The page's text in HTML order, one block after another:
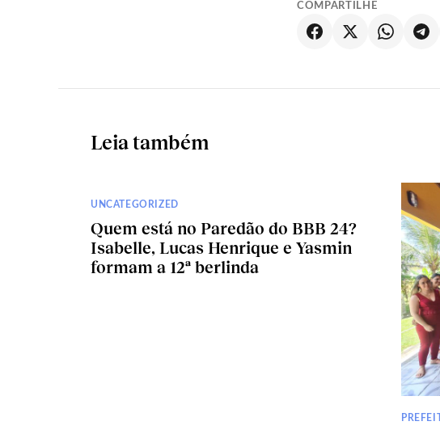
COMPARTILHE
Leia também
UNCATEGORIZED
Quem está no Paredão do BBB 24?
Isabelle, Lucas Henrique e Yasmin
formam a 12ª berlinda